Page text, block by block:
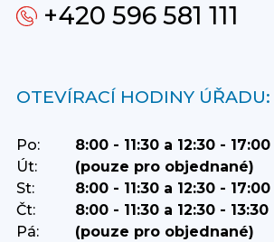
+420 596 581 111
OTEVÍRACÍ HODINY ÚŘADU:
Po:
8:00 - 11:30 a 12:30 - 17:00
Út:
(pouze pro objednané)
St:
8:00 - 11:30 a 12:30 - 17:00
Čt:
8:00 - 11:30 a 12:30 - 13:30
Pá:
(pouze pro objednané)